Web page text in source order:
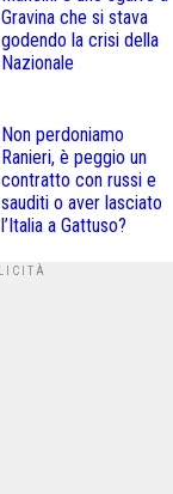
Gravina che si stava
godendo la crisi della
Nazionale
Non perdoniamo
Ranieri, è peggio un
contratto con russi e
sauditi o aver lasciato
l’Italia a Gattuso?